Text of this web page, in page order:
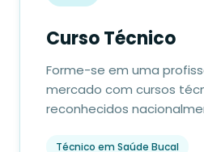
Curso Técnico
Forme-se em uma
mercado com cursos
reconhecidos
Técnico em Saúde Bucal